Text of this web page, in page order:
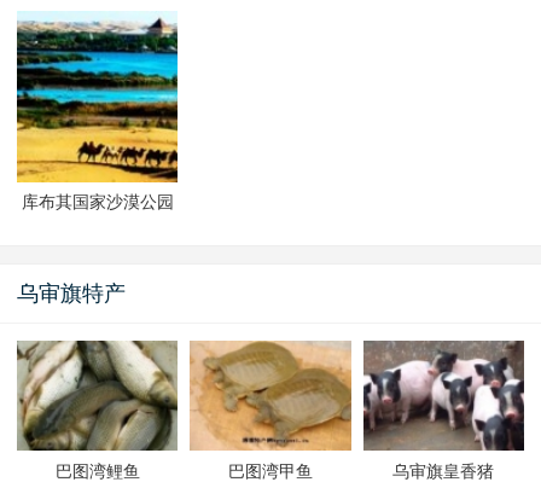
库布其国家沙漠公园
乌审旗特产
巴图湾鲤鱼 巴图湾甲鱼 乌审旗皇香猪